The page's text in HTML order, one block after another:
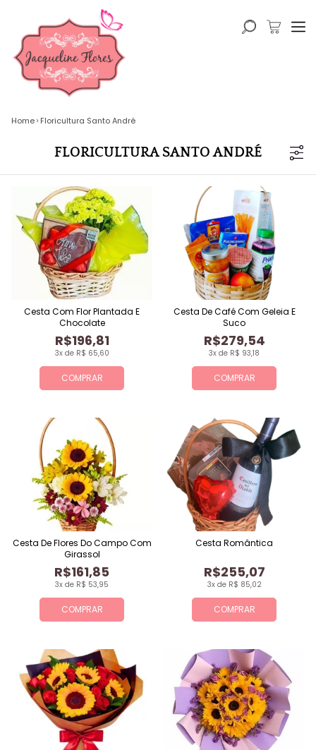
Home Floricultura Santo André
FLORICULTURA SANTO ANDRÉ
COMPRAR
3x de R$ 65,60
R$196,81
Cesta Com Flor Plantada E
Chocolate
COMPRAR
3x de R$ 93,18
R$279,54
Cesta De Café Com Geleia E
Suco
COMPRAR
3x de R$ 53,95
R$161,85
Cesta De Flores Do Campo Com
Girassol
COMPRAR
3x de R$ 85,02
R$255,07
Cesta Romântica